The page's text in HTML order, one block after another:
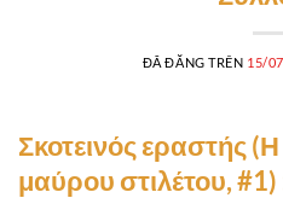
ĐÃ ĐĂNG TRÊN 15/
Σκοτεινός εραστής
μαύρου στιλέτου, #1)